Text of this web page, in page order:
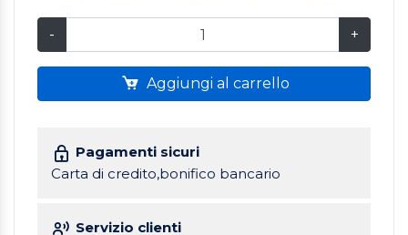
- +
Aggiungi al carrello
Pagamenti sicuri
Carta di credito,bonifico bancario
Servizio clienti